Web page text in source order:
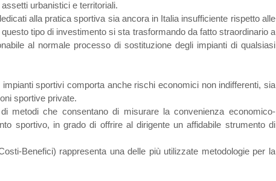
urbanistici e territoriali.
alla pratica sportiva sia ancora in Italia insufficiente rispetto alle
tipo di investimento si sta trasformando da fatto straordinario a
al normale processo di sostituzione degli impianti di qualsiasi
sportivi comporta anche rischi economici non indifferenti, sia
sportive private.
metodi che consentano di misurare la convenienza economico-
sportivo, in grado di offrire al dirigente un affidabile strumento di
Benefici) rappresenta una delle più utilizzate metodologie per la